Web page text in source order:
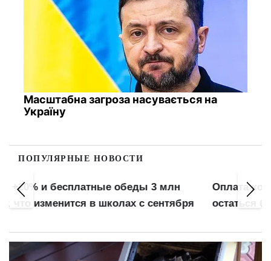
Масштабна загроза насувається на
Україну
ПОПУЛЯРНЫЕ НОВОСТИ
Оплата коммуналки в "Ощадбанке": можно
остаться без денег и с долгами